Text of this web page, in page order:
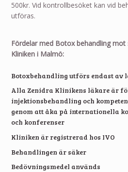
500kr. Vid kontrollbesöket kan vid
utföras.
Fördelar med Botox behandling mot
Kliniken i Malmö:
Botoxbehandling utförs endast av
Alla Zenidra Klinikens läkare är
injektionsbehandling och
genom att åka på internationella
och konferenser
Kliniken är registrerad hos IVO
Behandlingen är säker
Bedövningsmedel används